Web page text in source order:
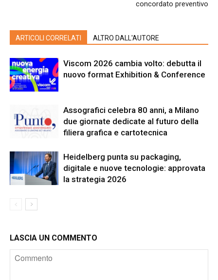
concordato preventivo
ARTICOLI CORRELATI ALTRO DALL'AUTORE
Viscom 2026 cambia volto: debutta il
nuovo format Exhibition & Conference
Assografici celebra 80 anni, a Milano
due giornate dedicate al futuro della
filiera grafica e cartotecnica
Heidelberg punta su packaging,
digitale e nuove tecnologie: approvata
la strategia 2026
LASCIA UN COMMENTO